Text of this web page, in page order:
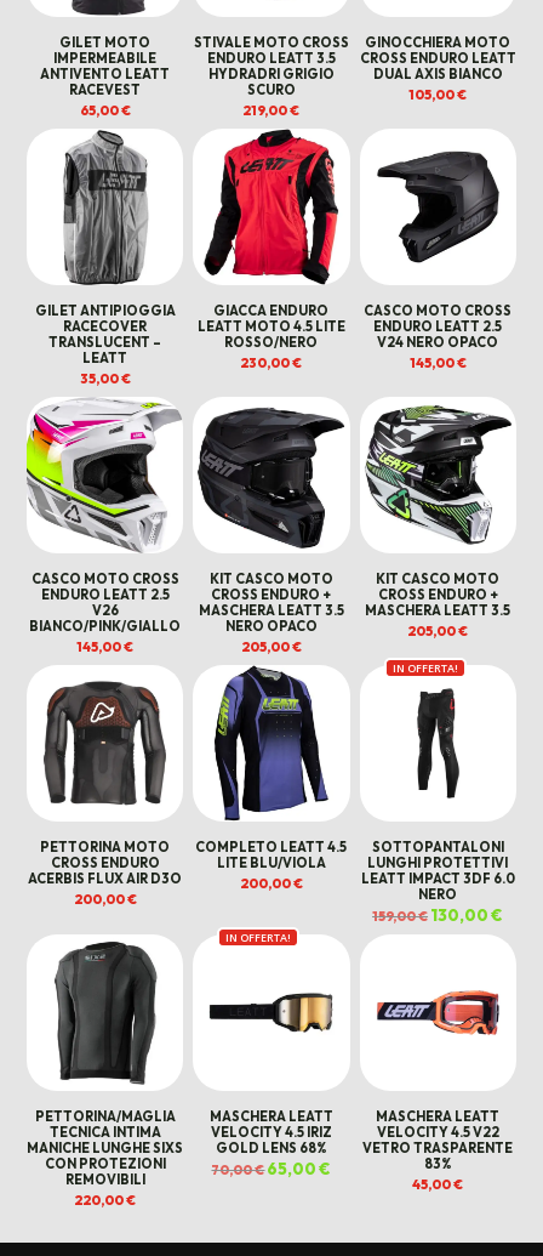
GILET MOTO
IMPERMEABILE
ANTIVENTO LEATT
RACEVEST
65,00€
STIVALE MOTO CROSS
ENDURO LEATT 3.5
HYDRADRI GRIGIO
SCURO
219,00€
GINOCCHIERA MOTO
CROSS ENDURO LEATT
DUAL AXIS BIANCO
105,00€
GILET ANTIPIOGGIA
RACECOVER
TRANSLUCENT –
LEATT
35,00€
GIACCA ENDURO
LEATT MOTO 4.5 LITE
ROSSO/NERO
230,00€
CASCO MOTO CROSS
ENDURO LEATT 2.5
V24 NERO OPACO
145,00€
CASCO MOTO CROSS
ENDURO LEATT 2.5
V26
BIANCO/PINK/GIALLO
145,00€
KIT CASCO MOTO
CROSS ENDURO +
MASCHERA LEATT 3.5
NERO OPACO
205,00€
KIT CASCO MOTO
CROSS ENDURO +
MASCHERA LEATT 3.5
205,00€
PETTORINA MOTO
CROSS ENDURO
ACERBIS FLUX AIR D3O
200,00€
COMPLETO LEATT 4.5
LITE BLU/VIOLA
200,00€
IN OFFERTA!
SOTTOPANTALONI
LUNGHI PROTETTIVI
LEATT IMPACT 3DF 6.0
NERO
159,00€ Il
prezzo
originale
130,00€
è:
PETTORINA/MAGLIA
TECNICA INTIMA
MANICHE LUNGHE SIXS
CON PROTEZIONI
REMOVIBILI
220,00€
IN OFFERTA!
MASCHERA LEATT
VELOCITY 4.5 IRIZ
GOLD LENS 68%
70,00€Il
prezzo
65,00€
MASCHERA LEATT
VELOCITY 4.5 V22
VETRO TRASPARENTE
83%
45,00€